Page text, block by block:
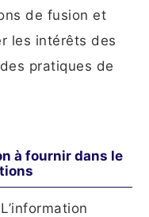
de fusion et
les intérêts des
pratiques de
à fournir dans le